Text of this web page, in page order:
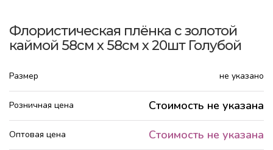
Флористическая плёнка с золотой
каймой 58см х 58см x 20шт Голубой
Размер не указано
Розничная цена Стоимость не указана
Оптовая цена Стоимость не указана